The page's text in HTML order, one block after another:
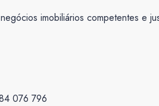
imobiliários competentes e
076 796